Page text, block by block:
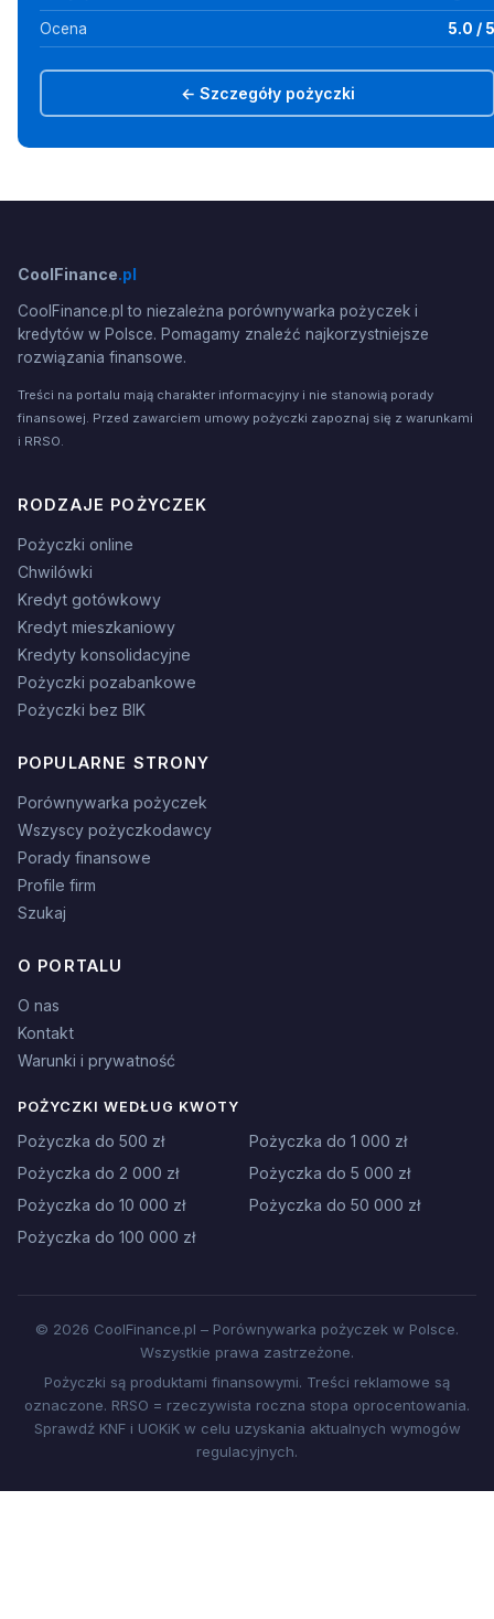
Ocena 5.0 / 5
← Szczegóły pożyczki
CoolFinance.pl
CoolFinance.pl to niezależna porównywarka pożyczek i
kredytów w Polsce. Pomagamy znaleźć najkorzystniejsze
rozwiązania finansowe.
Treści na portalu mają charakter informacyjny i nie stanowią porady
finansowej. Przed zawarciem umowy pożyczki zapoznaj się z warunkami
i RRSO.
RODZAJE POŻYCZEK
Pożyczki online
Chwilówki
Kredyt gotówkowy
Kredyt mieszkaniowy
Kredyty konsolidacyjne
Pożyczki pozabankowe
Pożyczki bez BIK
POPULARNE STRONY
Porównywarka pożyczek
Wszyscy pożyczkodawcy
Porady finansowe
Profile firm
Szukaj
O PORTALU
O nas
Kontakt
Warunki i prywatność
POŻYCZKI WEDŁUG KWOTY
Pożyczka do 500 zł
Pożyczka do 1 000 zł
Pożyczka do 2 000 zł
Pożyczka do 5 000 zł
Pożyczka do 10 000 zł
Pożyczka do 50 000 zł
Pożyczka do 100 000 zł
© 2026 CoolFinance.pl – Porównywarka pożyczek w Polsce.
Wszystkie prawa zastrzeżone.
Pożyczki są produktami finansowymi. Treści reklamowe są
oznaczone. RRSO = rzeczywista roczna stopa oprocentowania.
Sprawdź KNF i UOKiK w celu uzyskania aktualnych wymogów
regulacyjnych.